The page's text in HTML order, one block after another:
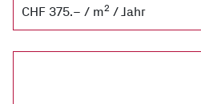
CHF 375.– / m2 / Jahr